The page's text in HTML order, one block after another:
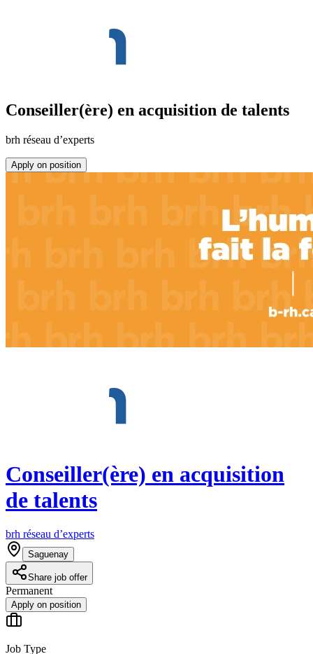
Conseiller(ère) en acquisition de talents
brh réseau d’experts
Apply on position
Conseiller(ère) en acquisition
de talents
brh réseau d’experts
Saguenay
Share job offer
Permanent
Apply on position
Job Type